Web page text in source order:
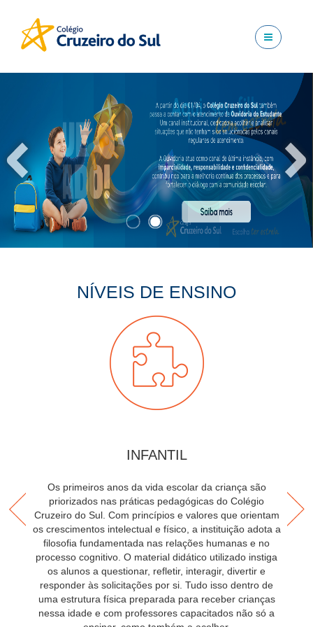
NÍVEIS DE ENSINO
INFANTIL
Os primeiros anos da vida escolar da criança são
priorizados nas práticas pedagógicas do Colégio
Cruzeiro do Sul. Com princípios e valores que orientam
os crescimentos intelectual e físico, a instituição adota a
filosofia fundamentada nas relações humanas e no
processo cognitivo. O material didático utilizado instiga
os alunos a questionar, refletir, interagir, divertir e
responder às solicitações por si. Tudo isso dentro de
uma estrutura física preparada para receber crianças
nessa idade e com professores capacitados não só a